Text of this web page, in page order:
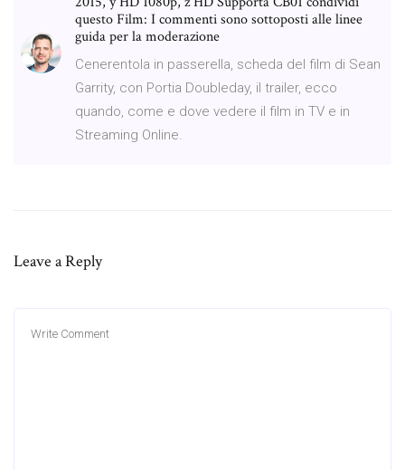
questo Film: I commenti sono sottoposti alle linee
guida per la moderazione
Cenerentola in passerella, scheda del film di Sean
Garrity, con Portia Doubleday, il trailer, ecco
quando, come e dove vedere il film in TV e in
Streaming Online.
Leave a Reply